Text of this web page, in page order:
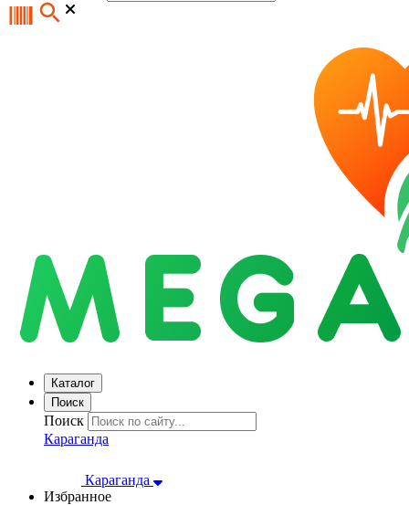
Каталог
Поиск
Поиск
Караганда
Караганда
Избранное